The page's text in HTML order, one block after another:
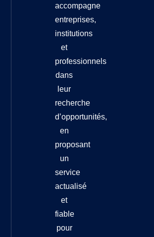
accompagne
entreprises,
institutions
et
professionnels
dans
leur
recherche
d’opportunités,
en
proposant
un
service
actualisé
et
fiable
pour